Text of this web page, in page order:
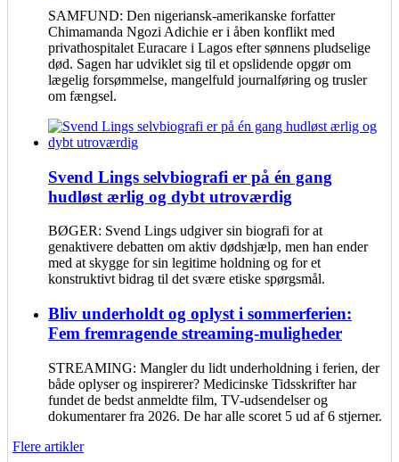
SAMFUND: Den nigeriansk-amerikanske forfatter
Chimamanda Ngozi Adichie er i åben konflikt med
privathospitalet Euracare i Lagos efter sønnens pludselige
død. Sagen har udviklet sig til et opslidende opgør om
lægelig forsømmelse, mangelfuld journalføring og trusler
om fængsel.
Svend Lings selvbiografi er på én gang
hudløst ærlig og dybt utroværdig
BØGER: Svend Lings udgiver sin biografi for at
genaktivere debatten om aktiv dødshjælp, men han ender
med at skygge for sin legitime holdning og for et
konstruktivt bidrag til det svære etiske spørgsmål.
Bliv underholdt og oplyst i sommerferien:
Fem fremragende streaming-muligheder
STREAMING: Mangler du lidt underholdning i ferien, der
både oplyser og inspirerer? Medicinske Tidsskrifter har
fundet de bedst anmeldte film, TV-udsendelser og
dokumentarer fra 2026. De har alle scoret 5 ud af 6 stjerner.
Flere artikler